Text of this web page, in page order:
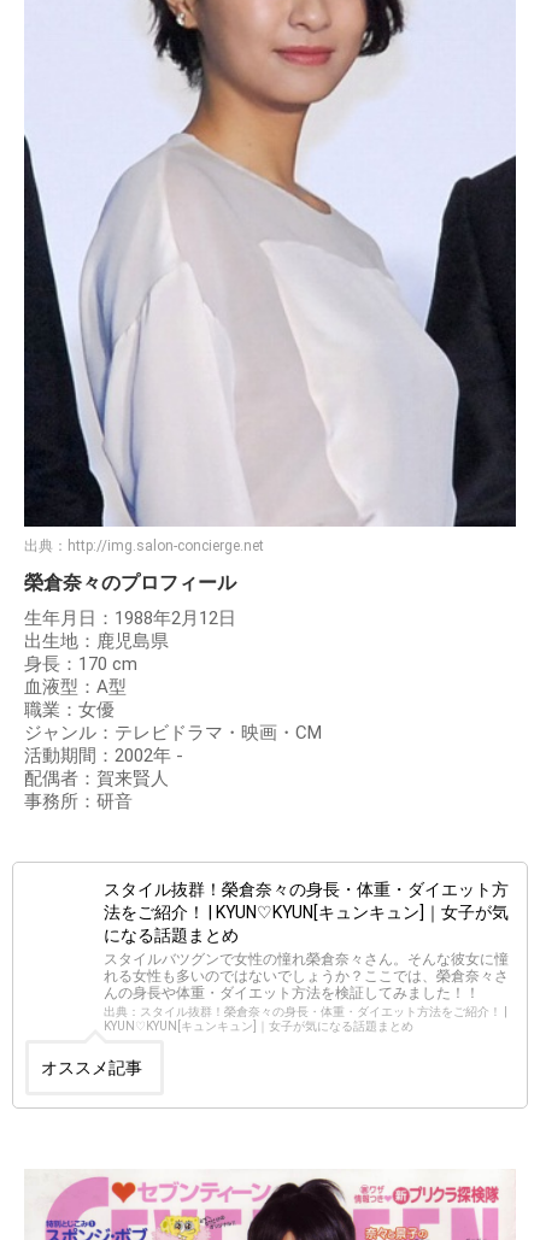
出典： http://img.salon-concierge.net
榮倉奈々のプロフィール
生年月日：1988年2月12日
出生地：鹿児島県
身長：170 cm
血液型：A型
職業：女優
ジャンル：テレビドラマ・映画・CM
活動期間：2002年 -
配偶者：賀来賢人
事務所：研音
スタイル抜群！榮倉奈々の身長・体重・ダイエット方
法をご紹介！ | KYUN♡KYUN[キュンキュン]｜女子が気
になる話題まとめ
スタイルバツグンで女性の憧れ榮倉奈々さん。そんな彼女に憧
れる女性も多いのではないでしょうか？ここでは、榮倉奈々さ
んの身長や体重・ダイエット方法を検証してみました！！
出典：スタイル抜群！榮倉奈々の身長・体重・ダイエット方法をご紹介！ |
KYUN♡KYUN[キュンキュン]｜女子が気になる話題まとめ
オススメ記事